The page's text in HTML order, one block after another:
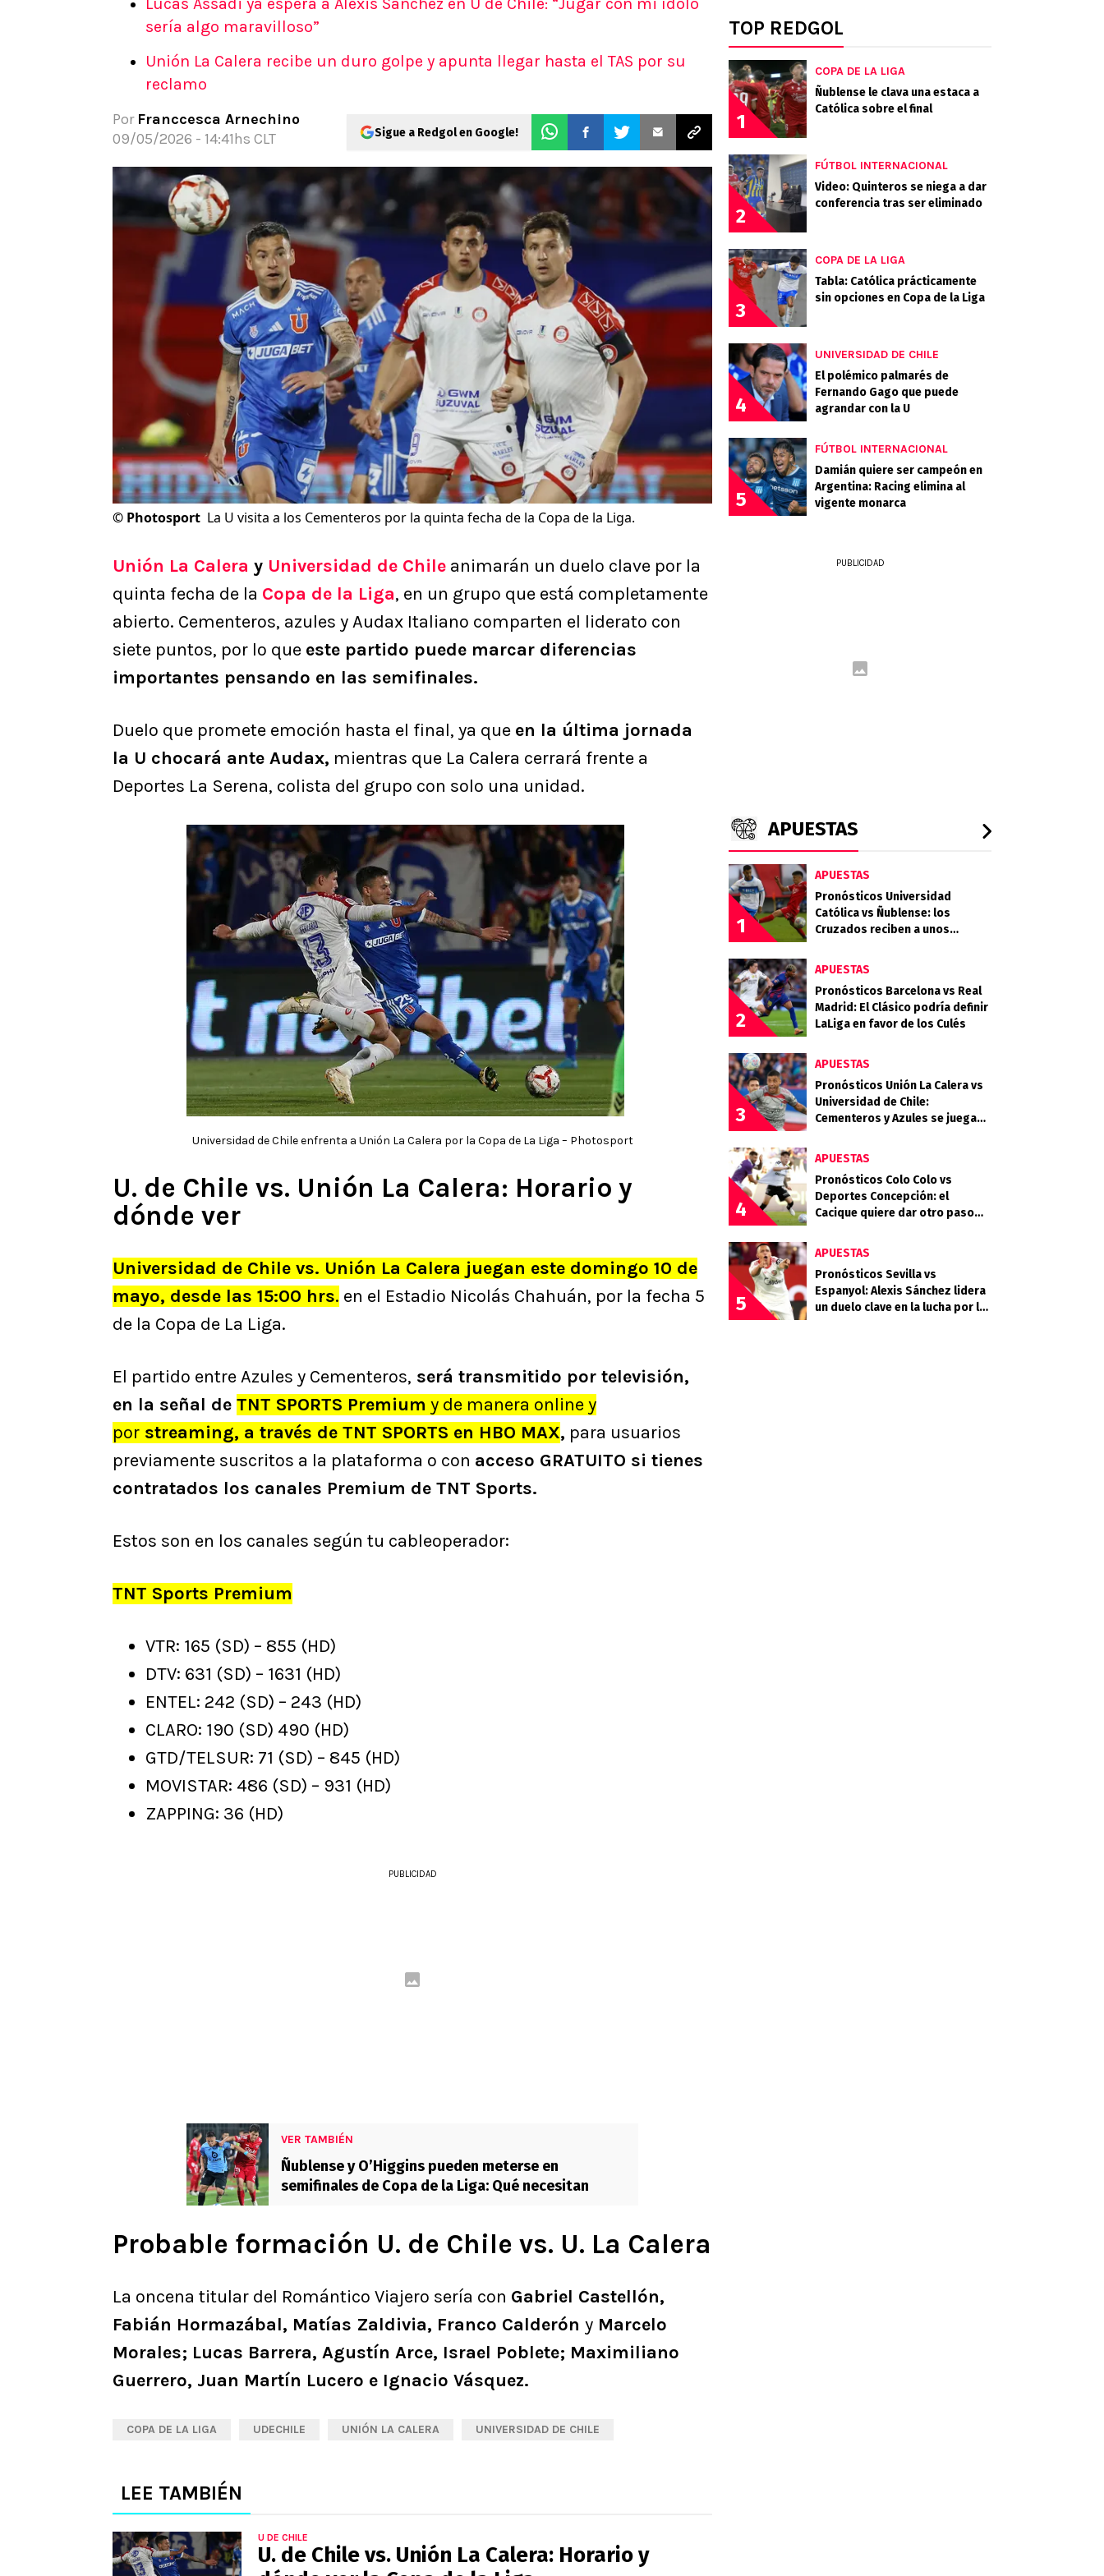
Apuesta del día
sería algo maravilloso”
Unión La Calera recibe un duro golpe y apunta llegar hasta el TAS por su
reclamo
Por Franccesca Arnechino
09/05/2026 - 14:41hs CLT
Sigue a Redgol en Google!
© Photosport La U visita a los Cementeros por la quinta fecha de la Copa de la Liga.
Unión La Calera y Universidad de Chile animarán un duelo clave por la
quinta fecha de la Copa de la Liga, en un grupo que está completamente
abierto. Cementeros, azules y Audax Italiano comparten el liderato con
siete puntos, por lo que este partido puede marcar diferencias
importantes pensando en las semifinales.
Duelo que promete emoción hasta el final, ya que en la última jornada
la U chocará ante Audax, mientras que La Calera cerrará frente a
Deportes La Serena, colista del grupo con solo una unidad.
Universidad de Chile enfrenta a Unión La Calera por la Copa de La Liga – Photosport
U. de Chile vs. Unión La Calera: Horario y
dónde ver
Universidad de Chile vs. Unión La Calera juegan este domingo 10 de
mayo, desde las 15:00 hrs. en el Estadio Nicolás Chahuán, por la fecha 5
de la Copa de La Liga.
El partido entre Azules y Cementeros, será transmitido por televisión,
en la señal de TNT SPORTS Premium y de manera online y
por streaming, a través de TNT SPORTS en HBO MAX, para usuarios
previamente suscritos a la plataforma o con acceso GRATUITO si tienes
contratados los canales Premium de TNT Sports.
Estos son en los canales según tu cableoperador:
TNT Sports Premium
VTR: 165 (SD) – 855 (HD)
DTV: 631 (SD) – 1631 (HD)
ENTEL: 242 (SD) – 243 (HD)
CLARO: 190 (SD) 490 (HD)
GTD/TELSUR: 71 (SD) – 845 (HD)
MOVISTAR: 486 (SD) – 931 (HD)
ZAPPING: 36 (HD)
PUBLICIDAD
VER TAMBIÉN
Ñublense y O’Higgins pueden meterse en
semifinales de Copa de la Liga: Qué necesitan
Probable formación U. de Chile vs. U. La Calera
La oncena titular del Romántico Viajero sería con Gabriel Castellón,
Fabián Hormazábal, Matías Zaldivia, Franco Calderón y Marcelo
Morales; Lucas Barrera, Agustín Arce, Israel Poblete; Maximiliano
Guerrero, Juan Martín Lucero e Ignacio Vásquez.
COPA DE LA LIGA UDECHILE UNIÓN LA CALERA UNIVERSIDAD DE CHILE
LEE TAMBIÉN
U DE CHILE
U. de Chile vs. Unión La Calera: Horario y
TOP REDGOL
1
COPA DE LA LIGA
Ñublense le clava una estaca a
Católica sobre el final
2
FÚTBOL INTERNACIONAL
Video: Quinteros se niega a dar
conferencia tras ser eliminado
3
COPA DE LA LIGA
Tabla: Católica prácticamente
sin opciones en Copa de la Liga
4
UNIVERSIDAD DE CHILE
El polémico palmarés de
Fernando Gago que puede
agrandar con la U
5
FÚTBOL INTERNACIONAL
Damián quiere ser campeón en
Argentina: Racing elimina al
vigente monarca
PUBLICIDAD
APUESTAS
1
APUESTAS
Pronósticos Universidad
Católica vs Ñublense: los
Cruzados reciben a unos
clasificar
2
APUESTAS
Pronósticos Barcelona vs Real
Madrid: El Clásico podría definir
LaLiga en favor de los Culés
3
APUESTAS
Pronósticos Unión La Calera vs
Universidad de Chile:
Cementeros y Azules se juegan
4
APUESTAS
Pronósticos Colo Colo vs
Deportes Concepción: el
Cacique quiere dar otro paso
5
APUESTAS
Pronósticos Sevilla vs
Espanyol: Alexis Sánchez lidera
un duelo clave en la lucha por la